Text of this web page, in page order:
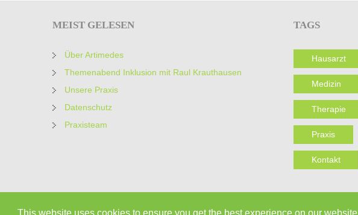
MEIST GELESEN
Über Artimedes
Themenabend Inklusion mit Raul Krauthausen
Unsere Praxis
Datenschutz
Praxisteam
TAGS
Hausarzt
Medizin
Therapie
Praxis
Kontakt